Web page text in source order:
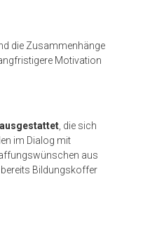
die Zusammenhänge
Motivation
, die sich
im Dialog mit
aus
Bildungskoffer